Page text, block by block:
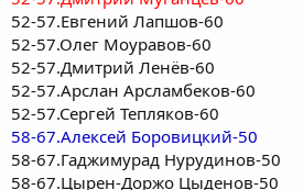
52-57.Евгений Лапшов-60
52-57.Олег Моуравов-60
52-57.Дмитрий Ленёв-60
52-57.Арслан Арсламбеков-60
52-57.Сергей Тепляков-60
58-67.Алексей Боровицкий-50
58-67.Гаджимурад Нурудинов-50
58-67.Цырен-Доржо Цыденов-50